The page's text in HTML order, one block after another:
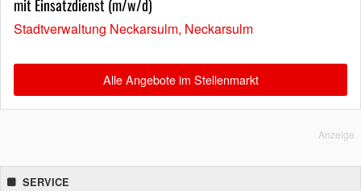
mit Einsatzdienst (m/w/d)
Stadtverwaltung Neckarsulm, Neckarsulm
Alle Angebote im Stellenmarkt
Anzeige
SERVICE